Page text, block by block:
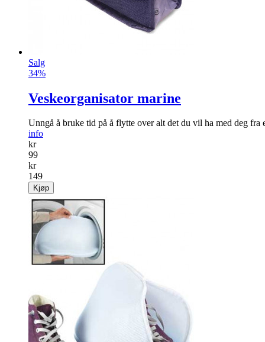
Salg
34%
Veskeorganisator marine
Unngå å bruke tid på å flytte over alt det du vil ha med deg fra
info
kr
99
kr
149
Kjøp